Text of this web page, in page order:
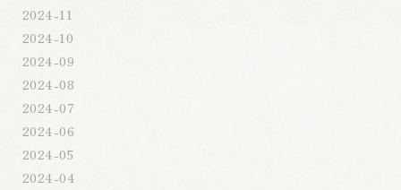
2024-11
2024-10
2024-09
2024-08
2024-07
2024-06
2024-05
2024-04